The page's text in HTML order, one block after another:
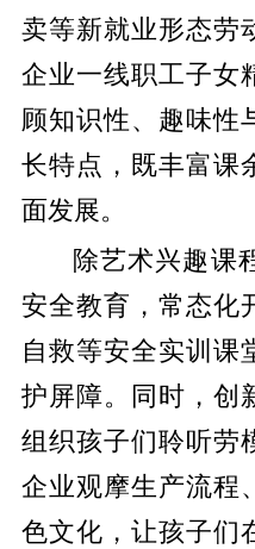
卖等新就业形态劳
企业一线职工子女
顾知识性、趣味性
长特点，既丰富课
面发展。
除艺术兴趣课
安全教育，常态化
自救等安全实训课
护屏障。同时，创
组织孩子们聆听劳
企业观摩生产流程
色文化，让孩子们